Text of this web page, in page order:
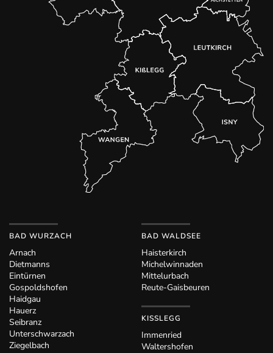
BAD WURZACH
Arnach
Dietmanns
Eintürnen
Gospoldshofen
Haidgau
Hauerz
Seibranz
Unterschwarzach
Ziegelbach
BAD WALDSEE
Haisterkirch
Michelwinnaden
Mittelurbach
Reute-Gaisbeuren
KISSLEGG
Immenried
Waltershofen